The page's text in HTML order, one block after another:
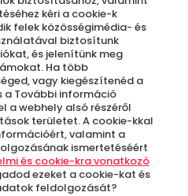
kéri a cookie-k
felek közösségimédia- és
biztosítunk
és jelenítünk meg
Ha több
vagy kiegészítenéd a
További információ
a webhely alsó részéről
területet. A cookie-kkal
valamint a
ismertetéséért
és cookie-kra vonatkozó
ezeket a cookie-kat és
feldolgozását?